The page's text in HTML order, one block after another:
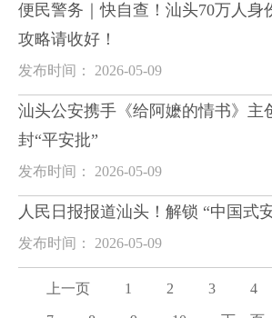
便民警务｜快自查！汕头70万人身
攻略请收好！
发布时间： 2026-05-09
汕头公安携手《给阿嬷的情书》主
封“平安批”
发布时间： 2026-05-09
人民日报报道汕头！解锁 “中国式
发布时间： 2026-05-09
上一页 1 2 3 4